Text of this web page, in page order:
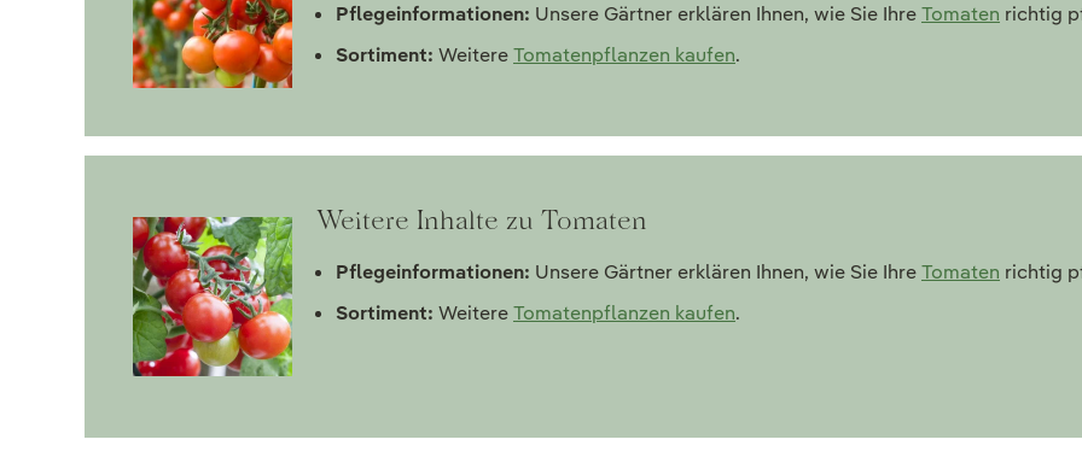
Pflegeinformationen: Unsere Gärtner erklären Ihnen, wie Sie IhreTomaten richtig
Sortiment: WeitereTomatenpflanzen kaufen.
Weitere Inhalte zu Tomaten
Pflegeinformationen: Unsere Gärtner erklären Ihnen, wie Sie IhreTomaten richtig
Sortiment: WeitereTomatenpflanzen kaufen.